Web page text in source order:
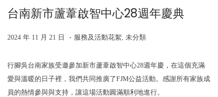
n
台南新市蘆葦啟智中心28週年慶典
P
s
t
e
2024 年 11 月 21 日
2
2
4
年
. P
s
t
e
服務及活動花絮, 未分類
行腳吳台南家族受邀參加新市蘆葦啟智中心28週年慶，在這個充滿
愛與溫暖的日子裡，我們共同推廣了FJM公益活動。感謝所有家族成
員的熱情參與與支持，讓這場活動圓滿順利地進行。